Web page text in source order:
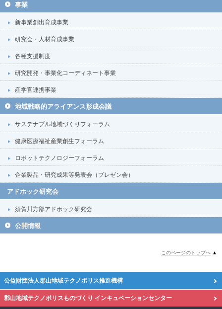
事業
新事業創出育成事業
研究会・人材育成事業
各種支援制度
研究開発・事業化コーディネート事業
産学官連携事業
地域戦略的アライアンス形成会議
サステナブル地域づくりフォーラム
健康医療福祉産業創生フォーラム
ロボットテクノロジーフォーラム
企業製品・研究成果等発表会（プレゼン会）
アドホック研究会
須賀川方部アドホック研究会
公開情報
このページのトップへ ▲
公益財団法人郡山地域テクノポリス推進機構
郡山地域テクノポリスものづくり インキュベーションセンター